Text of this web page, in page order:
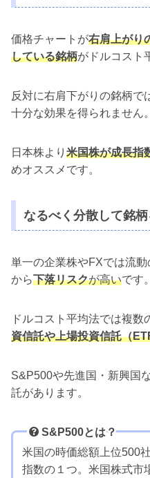
価格チャートが右肩上がり
している銘柄がドルコスト
反対に右肩下がりの銘柄で
十分な効果を得られません。
日本株より 米国株が成長指
めオススメです。
なるべく分散して銘
単一の企業株やFXでは流
から下落リスクが高いです。
ドルコスト平均法では複
資信託や上場投資信託（
S&P500や先進国・新興国
託があります。
S&P500とは？
米国の時価総額上位500
指数の１つ。米国株式市